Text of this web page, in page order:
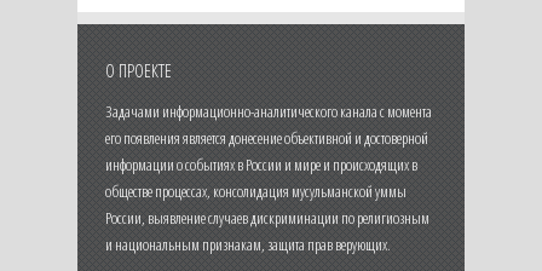
О ПРОЕКТЕ
Задачами информационно-аналитического канала с момента
его появления является донесение объективной и достоверной
информации о событиях в России и мире и происходящих в
обществе процессах, консолидация мусульманской уммы
России, выявление случаев дискриминации по религиозным
и национальным признакам, защита прав верующих.